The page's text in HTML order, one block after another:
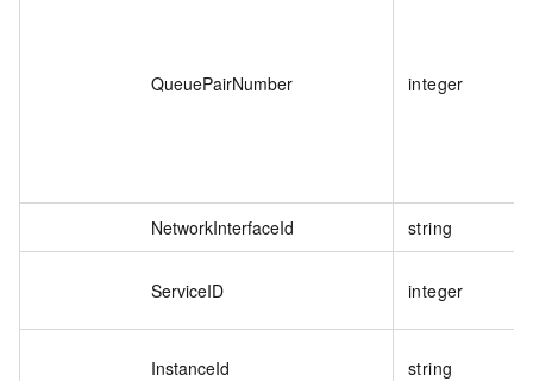
QueuePairNumber integer
NetworkInterfaceId string
ServiceID integer
InstanceId string